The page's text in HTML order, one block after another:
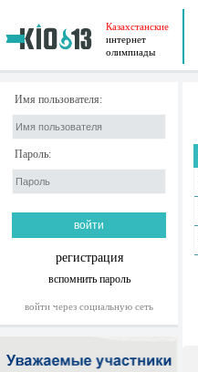
Казахстанские
интернет
олимпиады
Имя пользователя:
Пароль:
регистрация
вспомнить пароль
войти через социальную сеть